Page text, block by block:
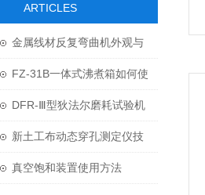
ARTICLES
金属线材反复弯曲机外观与
结构
FZ-31B一体式沸煮箱如何使
用与维护？
DFR-Ⅲ型狄法尔磨耗试验机
技术参数
新土工布动态穿孔测定仪技
术参数
真空饱和装置使用方法